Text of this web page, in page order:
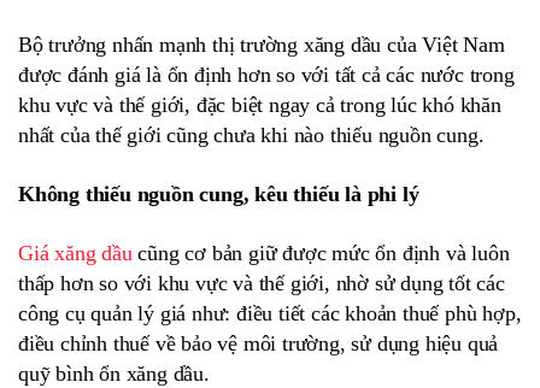
Bộ trưởng nhấn mạnh thị trường xăng dầu của Việt Nam
được đánh giá là ổn định hơn so với tất cả các nước trong
khu vực và thế giới, đặc biệt ngay cả trong lúc khó khăn
nhất của thế giới cũng chưa khi nào thiếu nguồn cung.
Không thiếu nguồn cung, kêu thiếu là phi lý
Giá xăng dầucũng cơ bản giữ được mức ổn định và luôn
thấp hơn so với khu vực và thế giới, nhờ sử dụng tốt các
công cụ quản lý giá như: điều tiết các khoản thuế phù hợp,
điều chỉnh thuế về bảo vệ môi trường, sử dụng hiệu quả
quỹ bình ổn xăng dầu.